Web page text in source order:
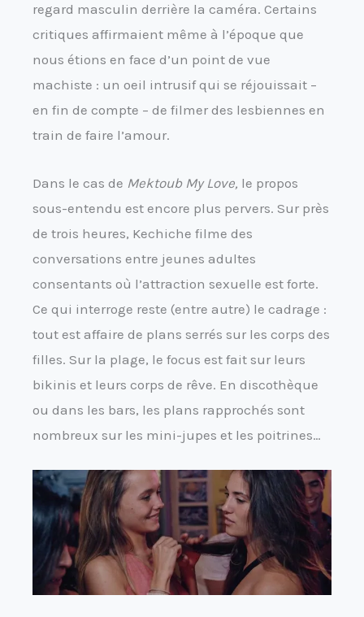
regard masculin derrière la caméra. Certains
critiques affirmaient même à l’époque que
nous étions en face d’un point de vue
machiste : un oeil intrusif qui se réjouissait –
en fin de compte – de filmer des lesbiennes en
train de faire l’amour.
Dans le cas de Mektoub My Love, le propos
sous-entendu est encore plus pervers. Sur près
de trois heures, Kechiche filme des
conversations entre jeunes adultes
consentants où l’attraction sexuelle est forte.
Ce qui interroge reste (entre autre) le cadrage :
tout est affaire de plans serrés sur les corps des
filles. Sur la plage, le focus est fait sur leurs
bikinis et leurs corps de rêve. En discothèque
ou dans les bars, les plans rapprochés sont
nombreux sur les mini-jupes et les poitrines…